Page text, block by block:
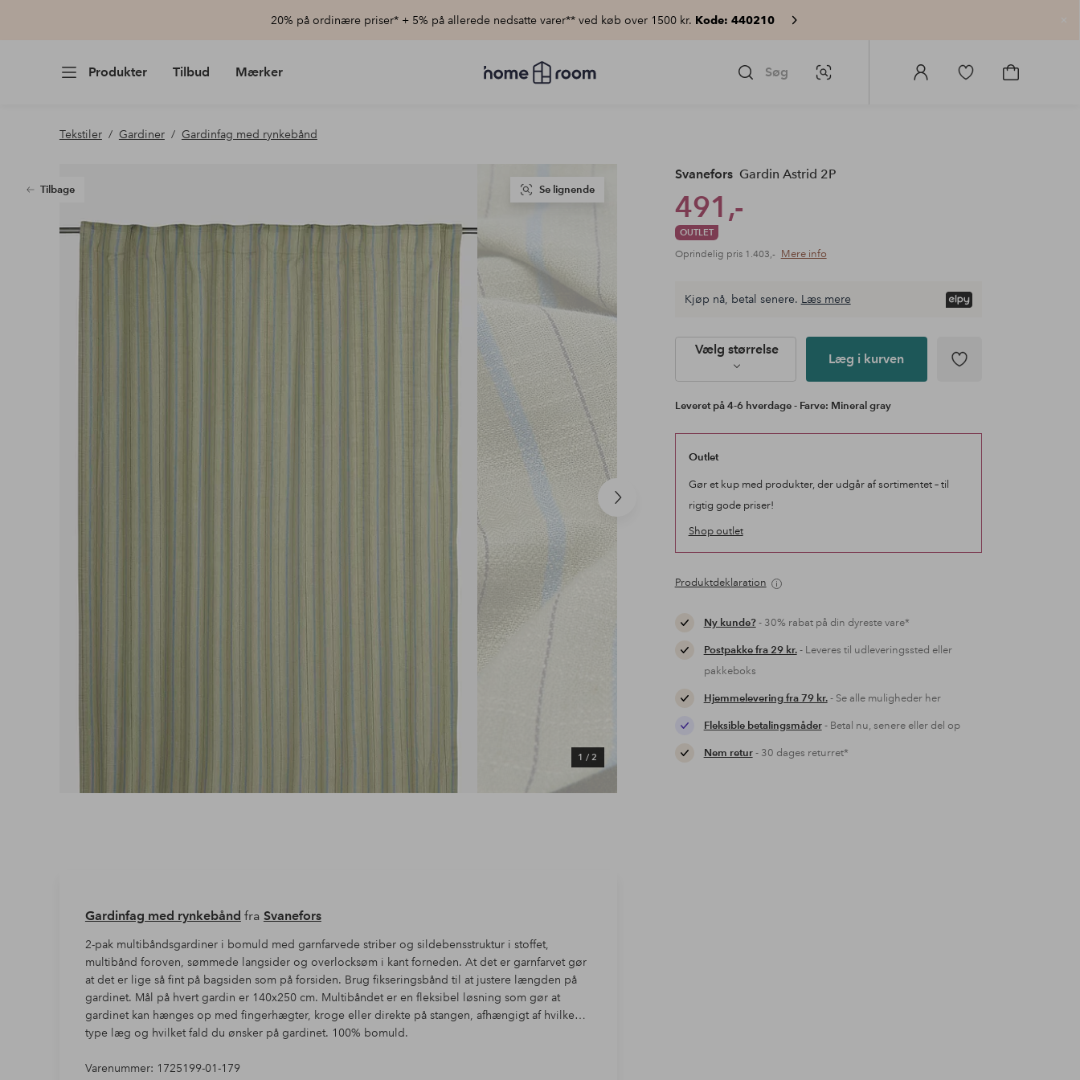
20% på ordinære priser* + 5% på allerede nedsatte varer** ved køb over 1500 kr. Kode: 440210
Produkter Tilbud Mærker
Homeroom
–
Søg Billedsøgning
Log
Gå
Gå
Tekstiler Gardiner Gardinfag med rynkebånd
Tilbage
Næste
produkt
1 / 2
Se lignende
Svanefors Gardin Astrid 2P
491,-
OUTLET
Oprindelig pris 1.403,- Mere info
Kjøp nå, betal senere. Læs mere
Vælg størrelse
Læg i kurven
Leveret på 4-6 hverdage - Farve: Mineral gray
Outlet
Gør et kup med produkter, der udgår af sortimentet – til
rigtig gode priser!
Shop outlet
Produktdeklaration
Ny kunde?- 30% rabat på din dyreste vare*
Postpakke fra 29 kr.- Leveres til udleveringssted eller
pakkeboks
Hjemmelevering fra 79 kr.- Se alle muligheder her
Fleksible betalingsmåder- Betal nu, senere eller del op
Nem retur- 30 dages returret*
Gardinfag med rynkebånd fra Svanefors
2-pak multibåndsgardiner i bomuld med garnfarvede striber og sildebensstruktur i stoffet,
multibånd foroven, sømmede langsider og overlocksøm i kant forneden. At det er garnfarvet gør
at det er lige så fint på bagsiden som på forsiden. Brug fikseringsbånd til at justere længden på
gardinet. Mål på hvert gardin er 140x250 cm. Multibåndet er en fleksibel løsning som gør at
gardinet kan hænges op med fingerhægter, kroge eller direkte på stangen, afhængigt af hvilken
type læg og hvilket fald du ønsker på gardinet. 100% bomuld.
Varenummer: 1725199-01-179